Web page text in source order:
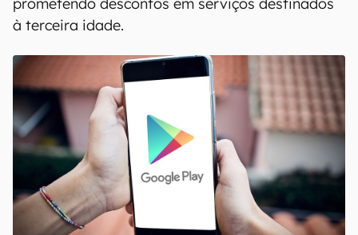
à terceira idade.